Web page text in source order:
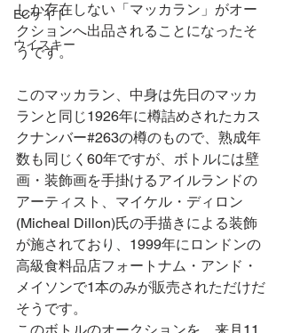
ECサイト
ウイスキー
しか存在しない「マッカラン」がオー
クションへ出品されることになったそ
うです。
このマッカラン、中身は先日のマッカ
ランと同じ1926年に樽詰めされたカス
クナンバー#263の樽のもので、熟成年
数も同じく60年ですが、ボトルには壁
画・装飾画を手掛けるアイルランドの
アーティスト、マイケル・ディロン
(Micheal Dillon)氏の手描きによる装飾
が施されており、1999年にロンドンの
高級食料品店フォートナム・アンド・
メイソンで1本のみが販売されただけだ
そうです。